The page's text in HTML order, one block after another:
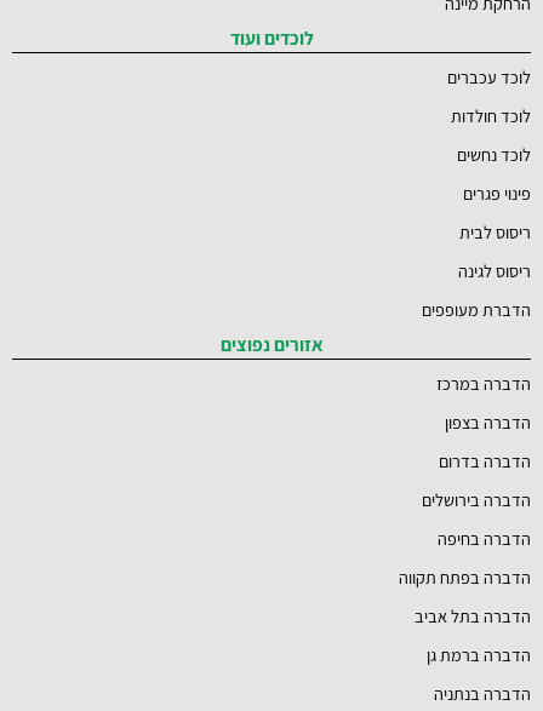
לוכדים ועוד
לוכד עכברים
לוכד חולדות
לוכד נחשים
פינוי פגרים
ריסוס לבית
ריסוס לגינה
הדברת מעופפים
אזורים נפוצים
הדברה במרכז
הדברה בצפון
הדברה בדרום
הדברה בירושלים
הדברה בחיפה
הדברה בפתח תקווה
הדברה בתל אביב
הדברה ברמת גן
הדברה בנתניה